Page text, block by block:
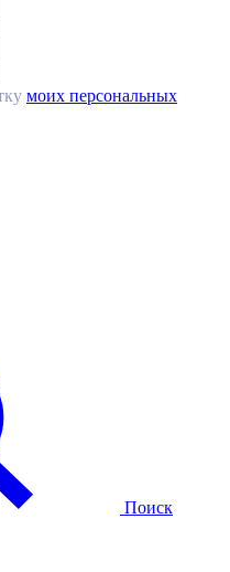
моих персональных
Поиск